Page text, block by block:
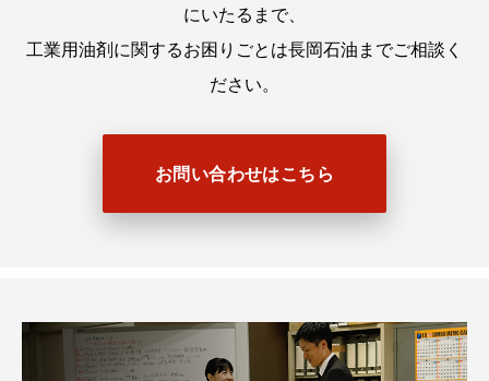
にいたるまで、
工業用油剤に関するお困りごとは長岡石油までご相談く
ださい。
お問い合わせはこちら